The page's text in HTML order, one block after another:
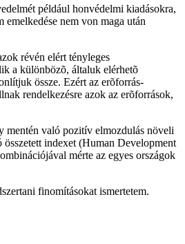
például honvédelmi kiadásokra,
nem von maga után
révén elért tényleges
a különbözõ, általuk elérhetõ
össze. Ezért az erõforrás-
rendelkezésre azok az erõforrások,
mentén való pozitív elmozdulás növeli
indexet (Human Development
mérte az egyes országok
finomításokat ismertetem.